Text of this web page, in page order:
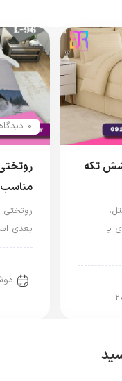
تکه
یا
0 دیدگاه
مناسب
بعدی